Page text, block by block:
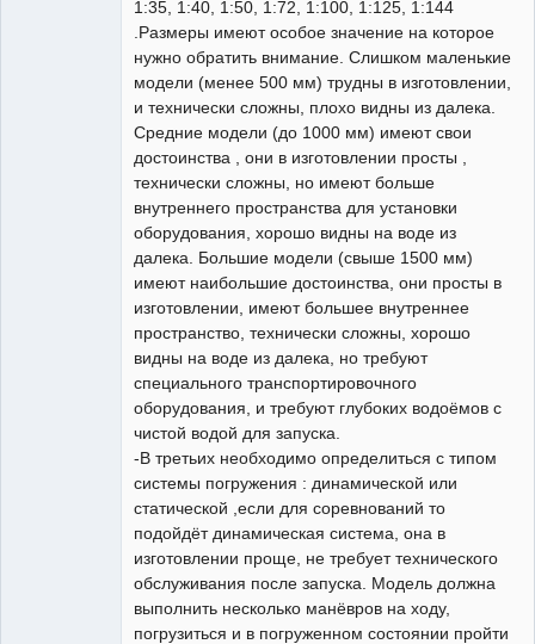
1:35, 1:40, 1:50, 1:72, 1:100, 1:125, 1:144
.Размеры имеют особое значение на которое
нужно обратить внимание. Слишком маленькие
модели (менее 500 мм) трудны в изготовлении,
и технически сложны, плохо видны из далека.
Средние модели (до 1000 мм) имеют свои
достоинства , они в изготовлении просты ,
технически сложны, но имеют больше
внутреннего пространства для установки
оборудования, хорошо видны на воде из
далека. Большие модели (свыше 1500 мм)
имеют наибольшие достоинства, они просты в
изготовлении, имеют большее внутреннее
пространство, технически сложны, хорошо
видны на воде из далека, но требуют
специального транспортировочного
оборудования, и требуют глубоких водоёмов с
чистой водой для запуска.
-В третьих необходимо определиться с типом
системы погружения : динамической или
статической ,если для соревнований то
подойдёт динамическая система, она в
изготовлении проще, не требует технического
обслуживания после запуска. Модель должна
выполнить несколько манёвров на ходу,
погрузиться и в погруженном состоянии пройти